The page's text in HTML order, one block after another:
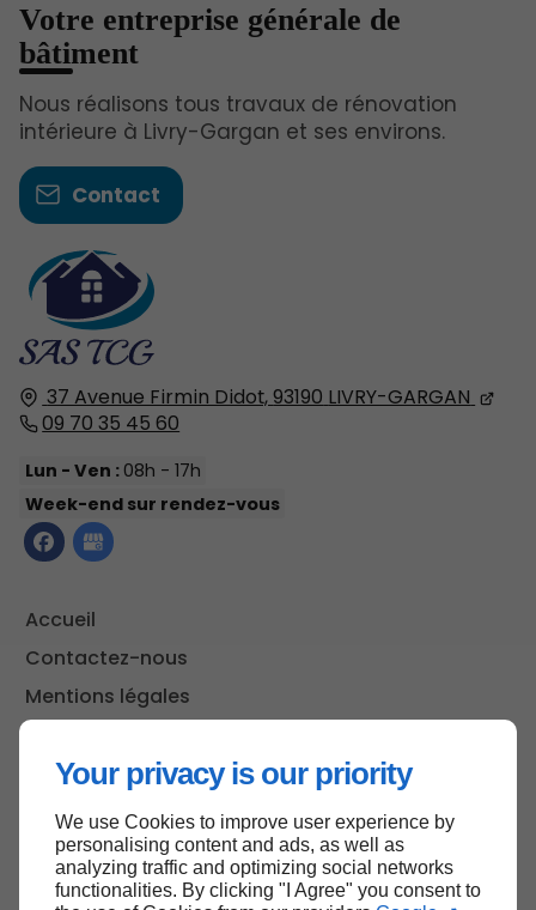
Your privacy is our priority
We use Cookies to improve user experience by
personalising content and ads, as well as
analyzing traffic and optimizing social networks
functionalities. By clicking "I Agree" you consent to
37 Avenue Firmin Didot,93190 LIVRY-GARGAN
09 70 35 45 60
Lun - Ven : 08h - 17h
Week-end sur rendez-vous
Accueil
Contactez-nous
Mentions légales
Votre entreprise générale de
bâtiment
Nous réalisons tous travaux de rénovation
intérieure à Livry-Gargan et ses environs.
Contact
Haut de page